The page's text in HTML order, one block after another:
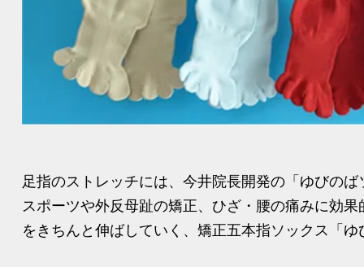
足指のストレッチには、今井院長開発の「ゆびの
スポーツや外反母趾の矯正、ひざ・腰の痛みに効
をきちんと伸ばしていく、矯正五本指ソックス「